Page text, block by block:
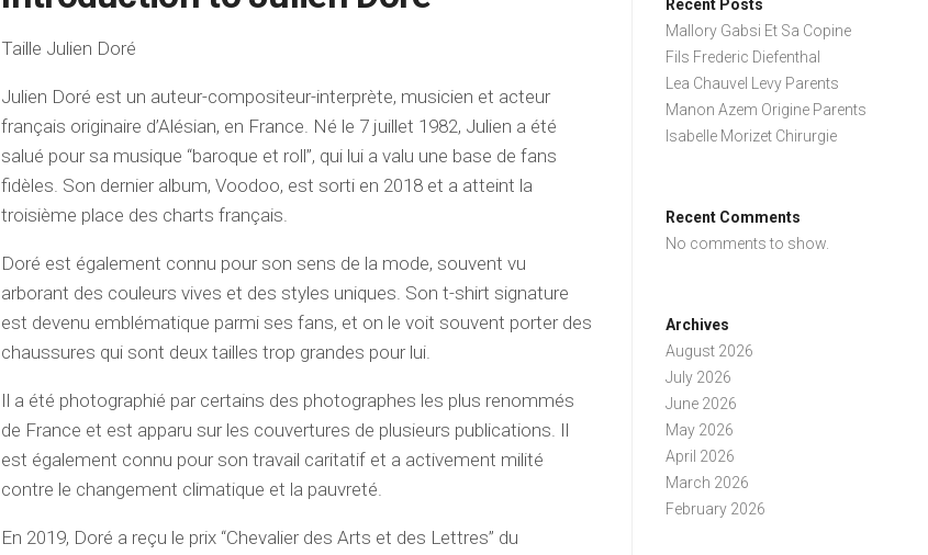
Taille Julien Doré
Julien Doré est un auteur-compositeur-interprète, musicien et acteur
français originaire d’Alésian, en France. Né le 7 juillet 1982, Julien a été
salué pour sa musique “baroque et roll”, qui lui a valu une base de fans
fidèles. Son dernier album, Voodoo, est sorti en 2018 et a atteint la
troisième place des charts français.
Doré est également connu pour son sens de la mode, souvent vu
arborant des couleurs vives et des styles uniques. Son t-shirt signature
est devenu emblématique parmi ses fans, et on le voit souvent porter des
chaussures qui sont deux tailles trop grandes pour lui.
Il a été photographié par certains des photographes les plus renommés
de France et est apparu sur les couvertures de plusieurs publications. Il
est également connu pour son travail caritatif et a activement milité
contre le changement climatique et la pauvreté.
En 2019, Doré a reçu le prix “Chevalier des Arts et des Lettres” du
Recent Posts
Mallory Gabsi Et Sa Copine
Fils Frederic Diefenthal
Lea Chauvel Levy Parents
Manon Azem Origine Parents
Isabelle Morizet Chirurgie
Recent Comments
No comments to show.
Archives
August 2026
July 2026
June 2026
May 2026
April 2026
March 2026
February 2026